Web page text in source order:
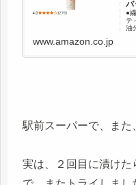
バ
●
テ
油
www.amazon.co.jp
駅前スーパーで、また
実は、２回目に漬け